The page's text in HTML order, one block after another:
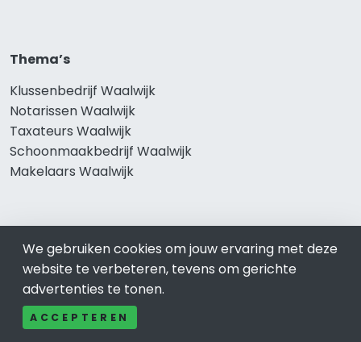
Thema’s
Klussenbedrijf Waalwijk
Notarissen Waalwijk
Taxateurs Waalwijk
Schoonmaakbedrijf Waalwijk
Makelaars Waalwijk
Onze producten
Keuken Waalwijk
Vca Waalwijk
Kledingwinkel Waalwijk
Website laten maken Waalwijk
We gebruiken cookies om jouw ervaring met deze
website te verbeteren, tevens om gerichte
advertenties te tonen.
ACCEPTEREN